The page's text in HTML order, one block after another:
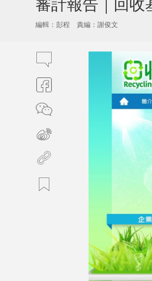
編輯：彭程 責編：謝俊文